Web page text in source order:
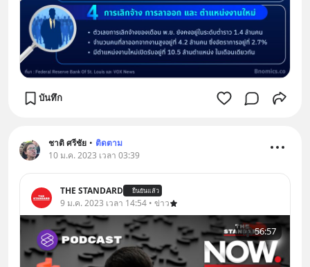
บันทึก
ชาติ ศรีชัย • ติดตาม
10 ม.ค. 2023 เวลา 03:39
THE STANDARD ยืนยันแล้ว
9 ม.ค. 2023 เวลา 14:54 • ข่าว
56:57